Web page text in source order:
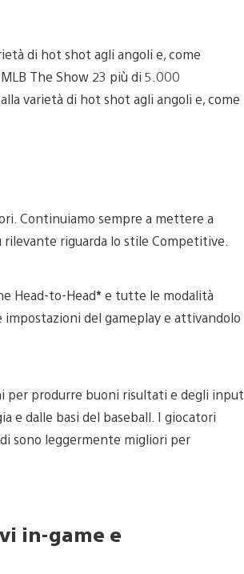
di hot shot agli angoli e, come
The Show 23 più di 5.000
varietà di hot shot agli angoli e, come
Continuiamo sempre a mettere a
rilevante riguarda lo stile Competitive.
Head-to-Head* e tutte le modalità
del gameplay e attivandolo
per produrre buoni risultati e degli input
e dalle basi del baseball. I giocatori
sono leggermente migliori per
in-game e